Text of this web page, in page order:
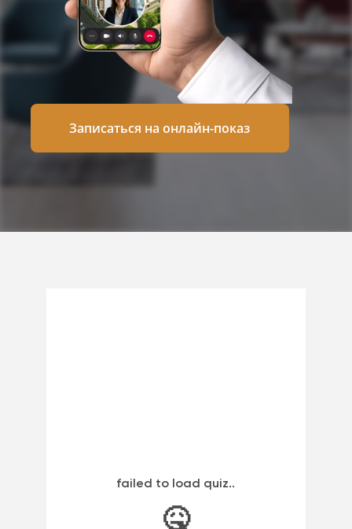
Записаться на онлайн-показ